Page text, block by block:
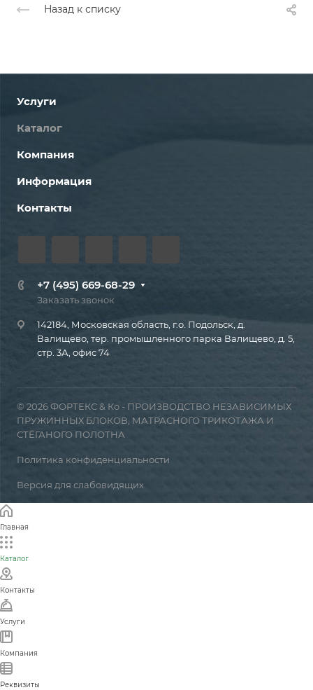
Назад к списку
Услуги
Каталог
Компания
Информация
Контакты
+7 (495) 669-68-29
Заказать звонок
142184, Московская область, г.о. Подольск, д.
Валищево, тер. промышленного парка Валищево, д. 5,
стр. 3А, офис 74
© 2026 ФОРТЕКС & Ко - ПРОИЗВОДСТВО НЕЗАВИСИМЫХ
ПРУЖИННЫХ БЛОКОВ, МАТРАСНОГО ТРИКОТАЖА И
СТЁГАНОГО ПОЛОТНА
Политика конфиденциальности
Версия для слабовидящих
Главная
Каталог
Контакты
Услуги
Компания
Реквизиты